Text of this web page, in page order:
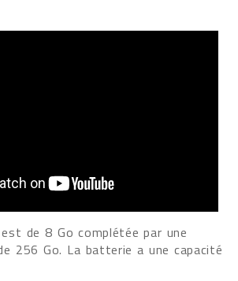
de 8 Go complétée par une
256 Go. La batterie a une capacité